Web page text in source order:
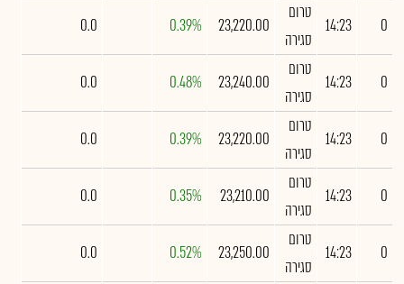
0
14:23
טרום
סגירה
23,220.00
0.39%
0.0
0
14:23
טרום
סגירה
23,240.00
0.48%
0.0
0
14:23
טרום
סגירה
23,220.00
0.39%
0.0
0
14:23
טרום
סגירה
23,210.00
0.35%
0.0
0
14:23
טרום
סגירה
23,250.00
0.52%
0.0